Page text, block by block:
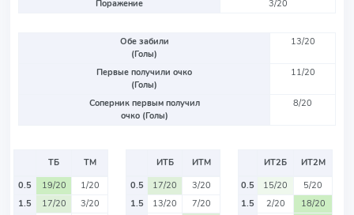
Поражение
3/20
Обе забили
(Голы)
13/20
Первые получили очко
(Голы)
11/20
Соперник первым получил
очко (Голы)
8/20
ТБ
ТМ
0.5
19/20
1/20
1.5
17/20
3/20
ИТБ
ИТМ
0.5
17/20
3/20
1.5
13/20
7/20
ИТ2Б
ИТ2М
0.5
15/20
5/20
1.5
2/20
18/20